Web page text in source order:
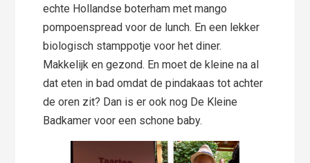
echte Hollandse boterham met mango
pompoenspread voor de lunch. En een lekker
biologisch stamppotje voor het diner.
Makkelijk en gezond. En moet de kleine na al
dat eten in bad omdat de pindakaas tot achter
de oren zit? Dan is er ook nog De Kleine
Badkamer voor een schone baby.